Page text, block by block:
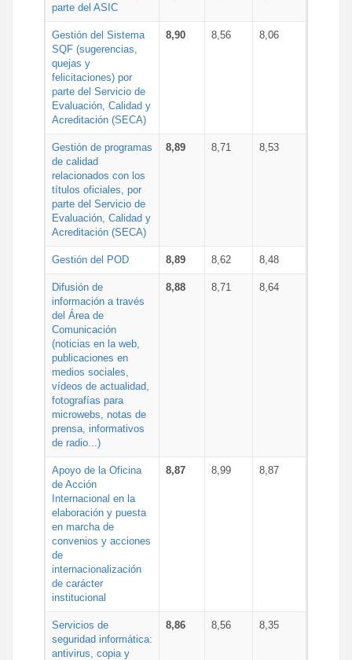
parte del ASIC
Gestión del Sistema
SQF (sugerencias,
quejas y
felicitaciones) por
parte del Servicio de
Evaluación, Calidad y
Acreditación (SECA)
8,90 8,56 8,06
Gestión de programas
de calidad
relacionados con los
títulos oficiales, por
parte del Servicio de
Evaluación, Calidad y
Acreditación (SECA)
8,89 8,71 8,53
Gestión del POD 8,89 8,62 8,48
Difusión de
información a través
del Área de
Comunicación
(noticias en la web,
publicaciones en
medios sociales,
vídeos de actualidad,
fotografías para
microwebs, notas de
prensa, informativos
de radio...)
8,88 8,71 8,64
Apoyo de la Oficina
de Acción
Internacional en la
elaboración y puesta
en marcha de
convenios y acciones
de
internacionalización
de carácter
institucional
8,87 8,99 8,87
Servicios de
seguridad informática:
antivirus, copia y
8,86 8,56 8,35